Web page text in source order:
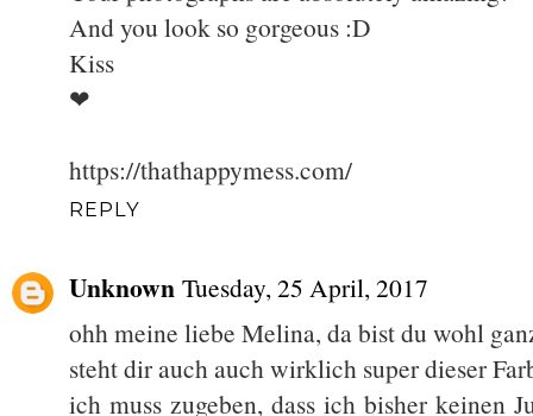
And you look so gorgeous :D
Kiss
❤
https://thathappymess.com/
REPLY
Unknown Tuesday, 25 April, 2017
ohh meine liebe Melina, da bist du wohl
steht dir auch auch wirklich super dieser
ich muss zugeben, dass ich bisher keinen